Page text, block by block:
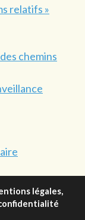
relatifs »
chemins
légales,